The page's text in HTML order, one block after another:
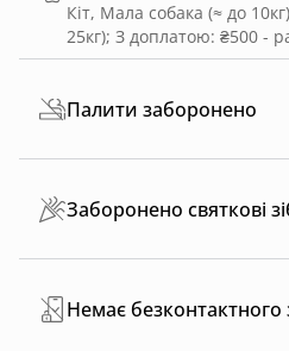
Кіт, Мала собака (≈ до
25кг); З доплатою: ₴500 -
Палити заборонено
Заборонено святкові
Немає безконтактного